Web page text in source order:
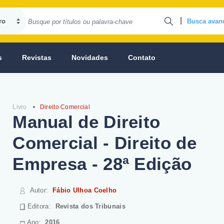
Busca
Revistas Novidades Contato
Livro Direito Comercial
Manual de Direito
Comercial - Direito de
Empresa - 28ª Edição
Autor: Fábio Ulhoa Coelho
Editora: Revista dos Tribunais
Ano:2016